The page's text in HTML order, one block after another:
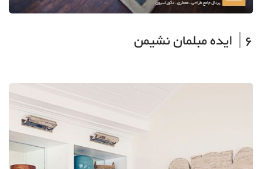
6| ایده مبلمان نشیمن